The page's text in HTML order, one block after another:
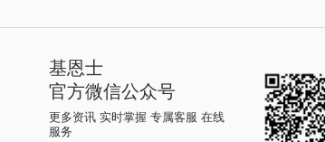
基恩士
官方微信公众号
更多资讯 实时掌握 专属客服 在线
服务